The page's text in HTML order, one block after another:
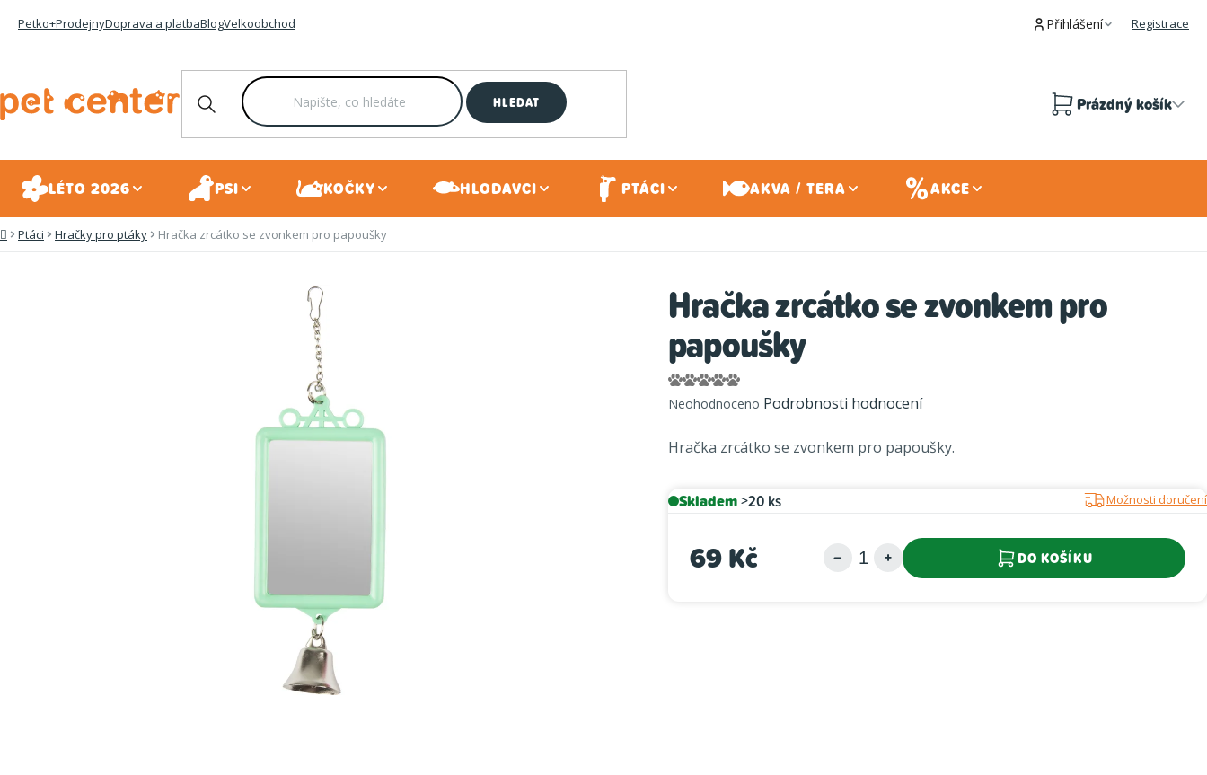
Petko+ProdejnyDoprava a platbaBlogVelkoobchod Přihlášení Registrace
HLEDAT Prázdný košík
LÉTO 2026 PSI KOČKY HLODAVCI PTÁCI AKVA / TERA AKCE
DomůPtáci Hračky pro ptáky Hračka zrcátko se zvonkem pro papoušky
Hračka zrcátko se zvonkem pro
papoušky
Průměrné
hodnocení
je
z
Neohodnoceno Podrobnosti hodnocení
Hračka zrcátko se zvonkem pro papoušky.
Skladem>20 ks Možnosti doručení
69 Kč DO KOŠÍKU